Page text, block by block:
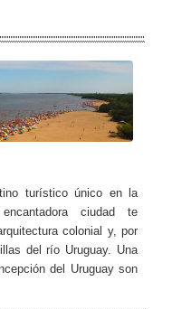
turístico único en la
ciudad te
colonial y, por
del río Uruguay. Una
del Uruguay son